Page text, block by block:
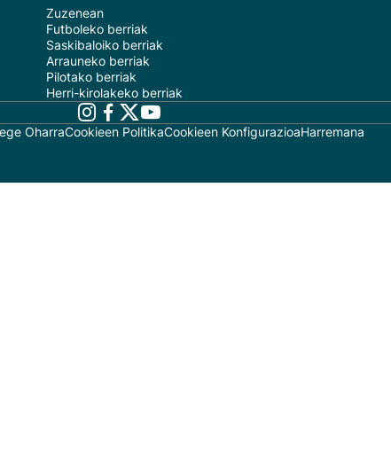
Zuzenean
Futboleko berriak
Saskibaloiko berriak
Arrauneko berriak
Pilotako berriak
Herri-kirolakeko berriak
OharraCookieen PolitikaCookieen KonfigurazioaHarremana